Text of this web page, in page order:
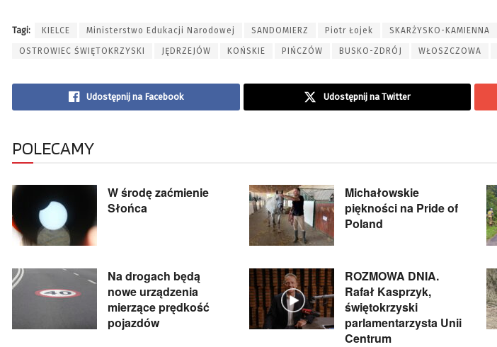
Tagi: KIELCE Ministerstwo Edukacji Narodowej SANDOMIERZ Piotr Łojek SKARŻYSKO-KAMIENNA
OSTROWIEC ŚWIĘTOKRZYSKI JĘDRZEJÓW KOŃSKIE PIŃCZÓW BUSKO-ZDRÓJ WŁOSZCZOWA
Udostępnij na Facebook Udostępnij na Twitter
POLECAMY
W środę zaćmienie
Słońca
Michałowskie
piękności na Pride of
Poland
Na drogach będą
nowe urządzenia
mierzące prędkość
pojazdów
ROZMOWA DNIA.
Rafał Kasprzyk,
świętokrzyski
parlamentarzysta Unii
Centrum